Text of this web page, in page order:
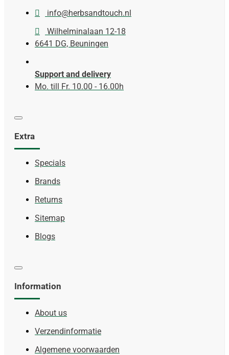
info@herbsandtouch.nl
Wilhelminalaan 12-18
6641 DG, Beuningen
Support and delivery
Mo. till Fr. 10.00 - 16.00h
Extra
Specials
Brands
Returns
Sitemap
Blogs
Information
About us
Verzendinformatie
Algemene voorwaarden